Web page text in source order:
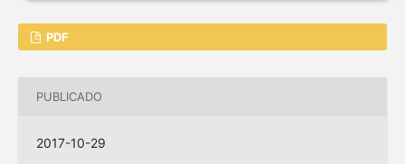
PDF
PUBLICADO
2017-10-29